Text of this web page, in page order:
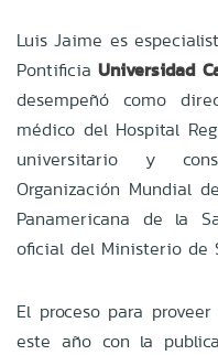
Luis Jaime es
PontificiaUniversidad
desempeñó como
médico del Hospital
universitario y
Organización Mundial
Panamericana de la
oficial del Ministerio de
El proceso para
este año con la